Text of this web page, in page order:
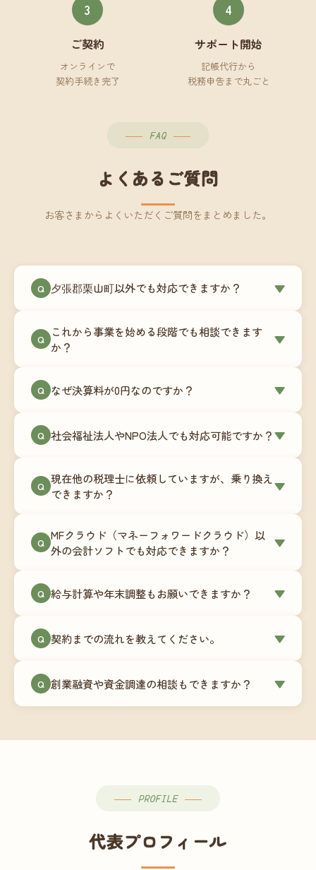
3
ご契約
オンラインで
契約手続き完了
4
サポート開始
記帳代行から
税務申告まで丸ごと
FAQ
よくあるご質問
お客さまからよくいただくご質問をまとめました。
Q 夕張郡栗山町以外でも対応できますか？ ▼
す。Zoomやチャットツールを使ったオンラインで
のやり取りが中心ですので、地域を問わずサポー
地域の事業者さまにご利用いただいています。
Q
これから事業を始める段階でも相談できます
か？
▼
180,000円〜）をご用意しています。事業計画の段
談にも対応しています。
Q なぜ決算料が0円なのですか？ ▼
次で進めています。そのため、決算時に追加の作
リプション型の料金体系を実現しています。年間
コストが事前にわかるので、資金繰りの見通しも
Q 社会福祉法人やNPO法人でも対応可能ですか？▼
は営利法人とは会計基準や監査要件が異なるた
め、別途お見積りとなります。まずはお気軽にご
Q 現在他の税理士に依頼していますが、乗り換え
できますか？
▼
ます。前任の税理士事務所との連携や、過去の帳
簿データの移行もお手伝いします。決算期のタイ
での変更も対応可能です。
Q MFクラウド（マネーフォワードクラウド）以
外の会計ソフトでも対応できますか？
▼
供しています。これから会計ソフトを導入される
します。freee・弥生会計等をご利用中の場合は、
Q 給与計算や年末調整もお願いできますか？ ▼
怠集計あり／5名まで）は月額15,000円〜、年末調
す。人数が増える場合は別途お見積りします。
Q 契約までの流れを教えてください。 ▼
（30〜60分）でご事業内容・ご要望のヒアリング
→ ③お見積り・ご契約 → ④MFクラウドの初期設
談から契約まで費用は発生しませんので、お気軽
Q 創業融資や資金調達の相談もできますか？ ▼
PROFILE
代表プロフィール